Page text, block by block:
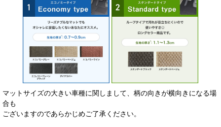
マットサイズの大きい車種に関しまして、柄の向きが横向きになる場
合も
ございますのであらかじめご了承ください。